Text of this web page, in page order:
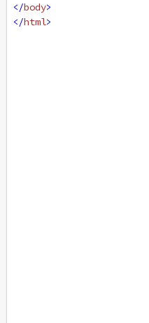
</body>
</html>